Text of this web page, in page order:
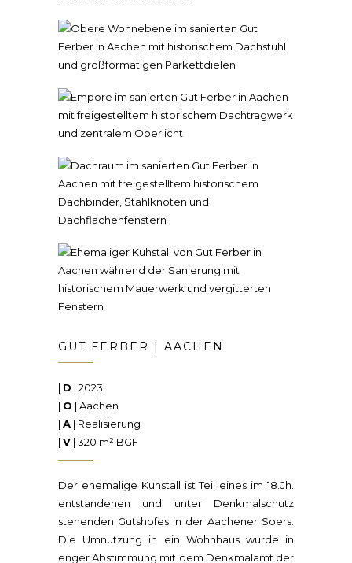
GUT FERBER | AACHEN
| D | 2023
| O | Aachen
| A | Realisierung
| V | 320 m² BGF
Der ehemalige Kuhstall ist Teil eines im 18.Jh.
entstandenen und unter Denkmalschutz
stehenden Gutshofes in der Aachener Soers.
Die Umnutzung in ein Wohnhaus wurde in
enger Abstimmung mit dem Denkmalamt der